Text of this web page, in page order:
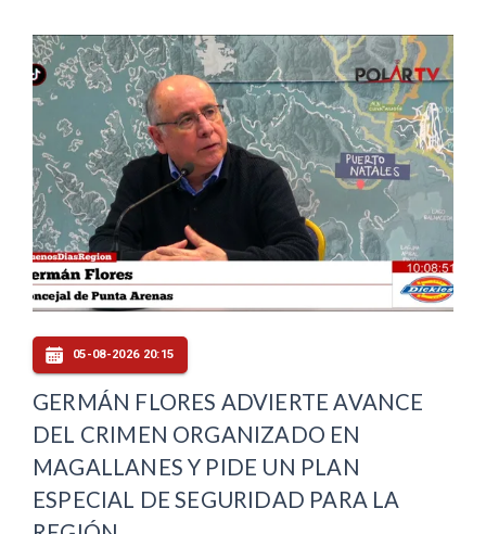
05-08-2026 20:15
GERMÁN FLORES ADVIERTE AVANCE
DEL CRIMEN ORGANIZADO EN
MAGALLANES Y PIDE UN PLAN
ESPECIAL DE SEGURIDAD PARA LA